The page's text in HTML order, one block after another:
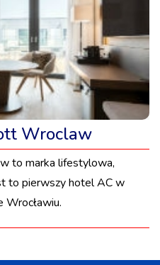
Wroclaw
to marka lifestylowa,
to pierwszy hotel AC w